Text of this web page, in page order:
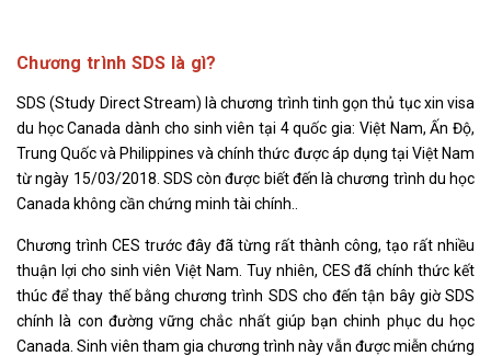
Chương trình SDS là gì?
SDS (Study Direct Stream) là chương trình tinh gọn thủ tục xin visa
du học Canada dành cho sinh viên tại 4 quốc gia: Việt Nam, Ấn Độ,
Trung Quốc và Philippines và chính thức được áp dụng tại Việt Nam
từ ngày 15/03/2018. SDS còn được biết đến là chương trình du học
Canada không cần chứng minh tài chính..
Chương trình CES trước đây đã từng rất thành công, tạo rất nhiều
thuận lợi cho sinh viên Việt Nam. Tuy nhiên, CES đã chính thức kết
thúc để thay thế bằng chương trình SDS cho đến tận bây giờ SDS
chính là con đường vững chắc nhất giúp bạn chinh phục du học
Canada. Sinh viên tham gia chương trình này vẫn được miễn chứng